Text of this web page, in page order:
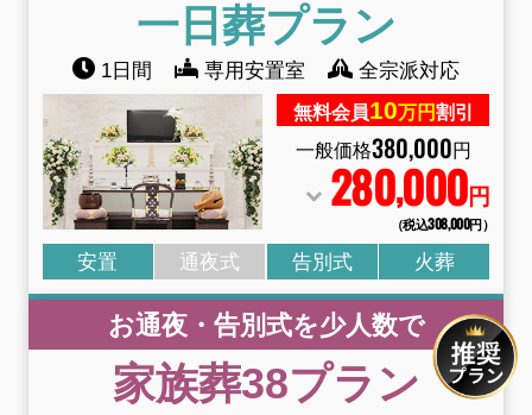
一日葬プラン
1日間 専用安置室 全宗派対応
無料会員10万円割引
一般価格380,000円
280,000円
（税込308,000円）
安置 通夜式 告別式 火葬
お通夜・告別式を少人数で
家族葬38プラン